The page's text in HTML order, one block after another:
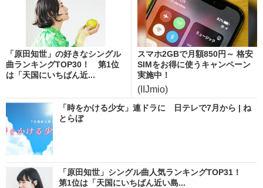
「原田知世」の好きなシングル
曲ランキングTOP30！ 第1位
は「天国にいちばん近...
スマホ2GBで月額850円～ 格安
SIMをお得に使うキャンペーン
実施中！
(IIJmio)
「時をかける少女」連ドラに 日テレで7月から | ね
とらぼ
「原田知世」シングル曲人気ランキングTOP31！
第1位は「天国にいちばん近い島...